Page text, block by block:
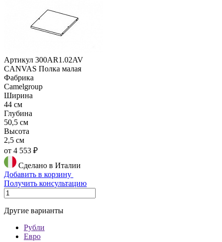
Артикул 300AR1.02AV
CANVAS Полка малая
Фабрика
Camelgroup
Ширина
44 см
Глубина
50,5 см
Высота
2,5 см
от 4 553 ₽
Сделано в Италии
Добавить в корзину
Получить консультацию
Другие варианты
Рубли
Евро